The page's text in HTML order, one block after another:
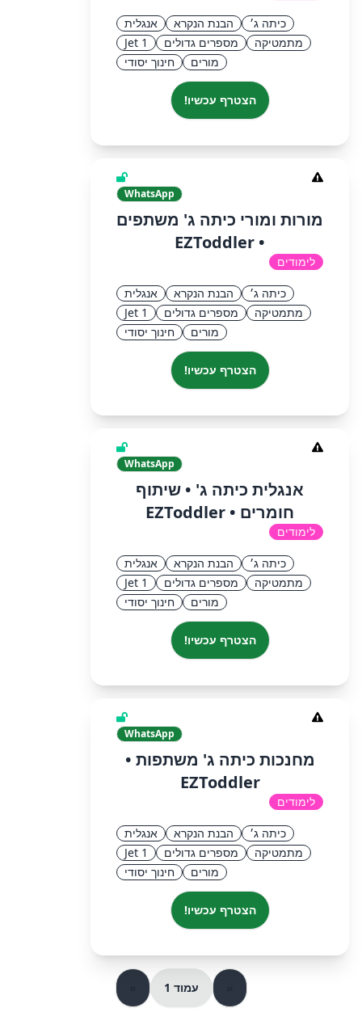
כיתה ג׳ הבנת הנקרא
אנגלית
מתמטיקה
מספרים גדולים
Jet 1
מורים
חינוך יסודי
הצטרף עכשיו!
WhatsApp
מורות ומורי כיתה ג' משתפים
• EZToddler
לימודים
כיתה ג׳ הבנת הנקרא
אנגלית
מתמטיקה
מספרים גדולים
Jet 1
מורים
חינוך יסודי
הצטרף עכשיו!
WhatsApp
אנגלית כיתה ג' • שיתוף
חומרים • EZToddler
לימודים
כיתה ג׳ הבנת הנקרא
אנגלית
מתמטיקה
מספרים גדולים
Jet 1
מורים
חינוך יסודי
הצטרף עכשיו!
WhatsApp
מחנכות כיתה ג' משתפות •
EZToddler
לימודים
כיתה ג׳ הבנת הנקרא
אנגלית
מתמטיקה
מספרים גדולים
Jet 1
מורים
חינוך יסודי
הצטרף עכשיו!
עמוד 1